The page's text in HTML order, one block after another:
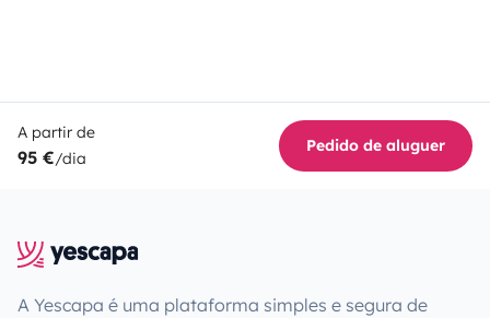
A partir de
95 €/dia
Pedido de aluguer
A Yescapa é uma plataforma simples e segura de